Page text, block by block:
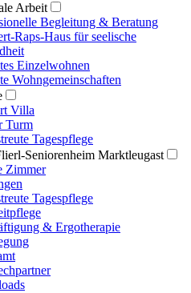
Arbeit
Begleitung & Beratung
Raps-Haus für seelische
Einzelwohnen
Wohngemeinschaften
Villa
Turm
Tagespflege
Seniorenheim Marktleugast
Zimmer
Tagespflege
& Ergotherapie